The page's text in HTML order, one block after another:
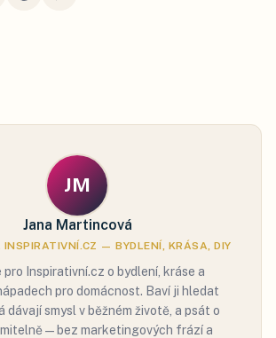
JM
Jana Martincová
INSPIRATIVNÍ.CZ — BYDLENÍ, KRÁSA, DIY
pro Inspirativní.cz o bydlení, kráse a
pro domácnost. Baví ji hledat
dávají smysl v běžném životě, a psát o
— bez marketingových frází a